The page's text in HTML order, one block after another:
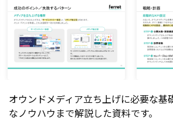
オウンドメディア立ち上げに必要な基
なノウハウまで解説した資料です。